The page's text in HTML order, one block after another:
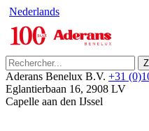
Nederlands
Aderans Benelux B.V. +31
Eglantierbaan 16, 2908 LV
Capelle aan den IJssel